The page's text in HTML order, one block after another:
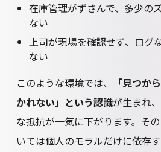
在庫管理がずさんで、多少の
ない
上司が現場を確認せず、ログ
ない
このような環境では、
「見つか
かれない」という認識が生まれ
な抵抗が一気に下がります。そ
いては個人のモラルだけに依存